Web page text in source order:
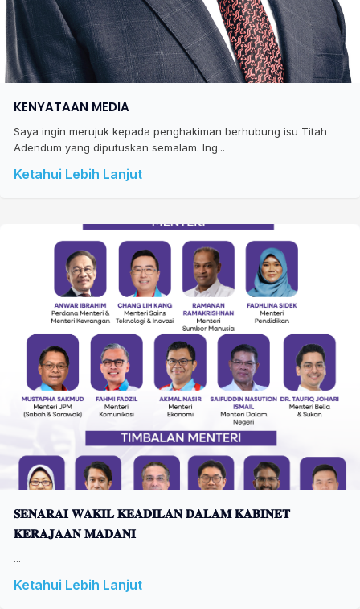
KENYATAAN MEDIA
Saya ingin merujuk kepada penghakiman berhubung isu Titah
Adendum yang diputuskan semalam. Ing...
Ketahui Lebih Lanjut
𝐒𝐄𝐍𝐀𝐑𝐀𝐈 𝐖𝐀𝐊𝐈𝐋 𝐊𝐄𝐀𝐃𝐈𝐋𝐀𝐍 𝐃𝐀𝐋𝐀𝐌 𝐊𝐀𝐁𝐈𝐍𝐄𝐓
𝐊𝐄𝐑𝐀𝐉𝐀𝐀𝐍 𝐌𝐀𝐃𝐀𝐍𝐈
...
Ketahui Lebih Lanjut